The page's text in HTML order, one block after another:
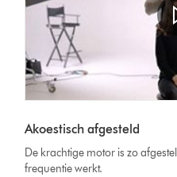
Akoestisch afgesteld
De krachtige motor is zo
frequentie werkt.